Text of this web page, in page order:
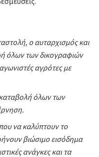
ο αυταρχισμός και
όλων των δικογραφιών
αγρότες με
όλων των
να καλύπτουν το
βιώσιμο εισόδημα
ανάγκες και τα